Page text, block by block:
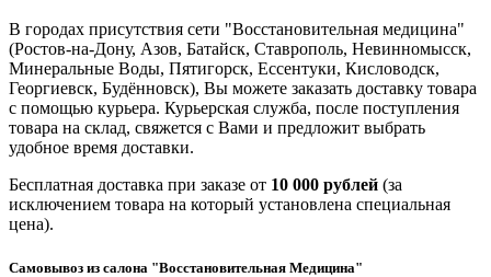
В городах присутствия сети "Восстановительная медицина"
(Ростов-на-Дону, Азов, Батайск, Ставрополь, Невинномысск,
Минеральные Воды, Пятигорск, Ессентуки, Кисловодск,
Георгиевск, Будённовск), Вы можете заказать доставку товара
с помощью курьера. Курьерская служба, после поступления
товара на склад, свяжется с Вами и предложит выбрать
удобное время доставки.
Бесплатная доставка при заказе от 10 000 рублей (за
исключением товара на который установлена специальная
цена).
Самовывоз из салона "Восстановительная Медицина"